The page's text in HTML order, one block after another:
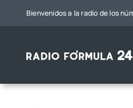
Bienvenidos a la radio de los